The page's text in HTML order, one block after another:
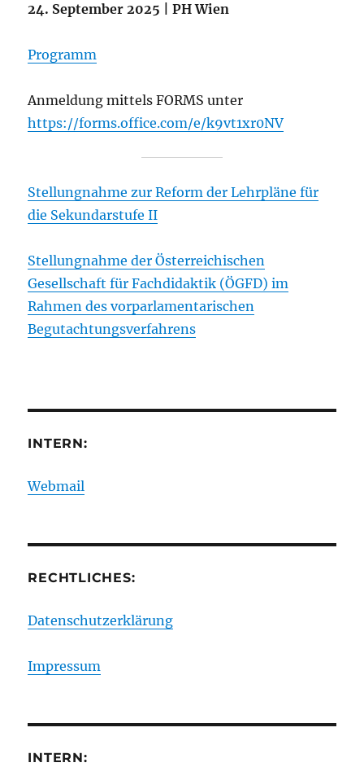
24. September 2025 | PH Wien
Programm
Anmeldung mittels FORMS unter
https://forms.office.com/e/k9vt1xr0NV
Stellungnahme zur Reform der Lehrpläne für
die Sekundarstufe II
Stellungnahme der Österreichischen
Gesellschaft für Fachdidaktik (ÖGFD) im
Rahmen des vorparlamentarischen
Begutachtungsverfahrens
INTERN:
Webmail
RECHTLICHES:
Datenschutzerklärung
Impressum
INTERN: